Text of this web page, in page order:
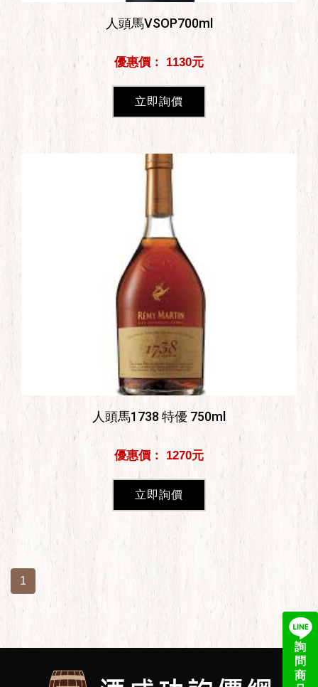
詢
問
商
人頭馬VSOP700ml
優惠價： 1130元
立即詢價
人頭馬1738 特優 750ml
優惠價： 1270元
立即詢價
1